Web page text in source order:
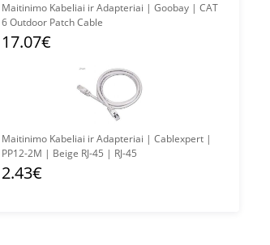
Maitinimo Kabeliai ir Adapteriai | Goobay | CAT
6 Outdoor Patch Cable
17.07€
Maitinimo Kabeliai ir Adapteriai | Cablexpert |
PP12-2M | Beige RJ-45 | RJ-45
2.43€